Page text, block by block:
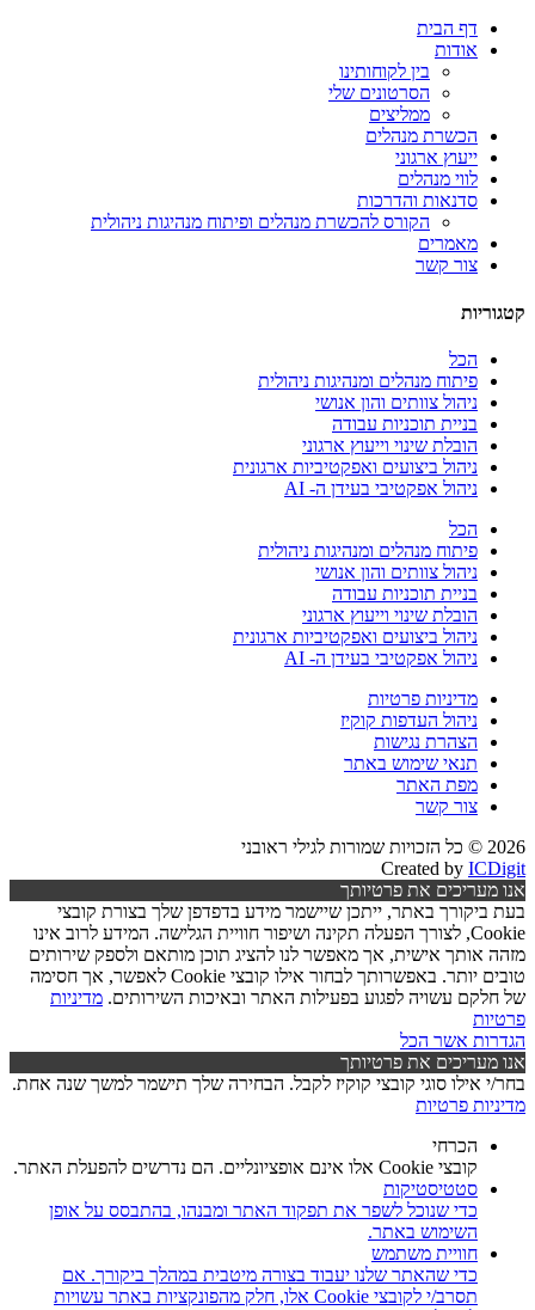
דף הבית
אודות
בין לקוחותינו
הסרטונים שלי
ממליצים
הכשרת מנהלים
ייעוץ ארגוני
לווי מנהלים
סדנאות והדרכות
הקורס להכשרת מנהלים ופיתוח מנהיגות ניהולית
מאמרים
צור קשר
קטגוריות
הכל
פיתוח מנהלים ומנהיגות ניהולית
ניהול צוותים והון אנושי
בניית תוכניות עבודה
הובלת שינוי וייעוץ ארגוני
ניהול ביצועים ואפקטיביות ארגונית
ניהול אפקטיבי בעידן ה- AI
הכל
פיתוח מנהלים ומנהיגות ניהולית
ניהול צוותים והון אנושי
בניית תוכניות עבודה
הובלת שינוי וייעוץ ארגוני
ניהול ביצועים ואפקטיביות ארגונית
ניהול אפקטיבי בעידן ה- AI
מדיניות פרטיות
ניהול העדפות קוקיז
הצהרת נגישות
תנאי שימוש באתר
מפת האתר
צור קשר
2026 © כל הזכויות שמורות לגילי ראובני
Created by ICDigit
אנו מעריכים את פרטיותך
בעת ביקורך באתר, ייתכן שיישמר מידע בדפדפן שלך בצורת קובצי
Cookie, לצורך הפעלה תקינה ושיפור חוויית הגלישה. המידע לרוב אינו
מזהה אותך אישית, אך מאפשר לנו להציג תוכן מותאם ולספק שירותים
טובים יותר. באפשרותך לבחור אילו קובצי Cookie לאפשר, אך חסימה
של חלקם עשויה לפגוע בפעילות האתר ובאיכות השירותים. מדיניות
פרטיות
הגדרות אשר הכל
אנו מעריכים את פרטיותך
בחר/י אילו סוגי קובצי קוקיז לקבל. הבחירה שלך תישמר למשך שנה אחת.
מדיניות פרטיות
הכרחי
קובצי Cookie אלו אינם אופציונליים. הם נדרשים להפעלת האתר.
סטטיסטיקות
כדי שנוכל לשפר את תפקוד האתר ומבנהו, בהתבסס על אופן
השימוש באתר.
חוויית משתמש
כדי שהאתר שלנו יעבוד בצורה מיטבית במהלך ביקורך. אם
תסרב/י לקובצי Cookie אלו, חלק מהפונקציות באתר עשויות